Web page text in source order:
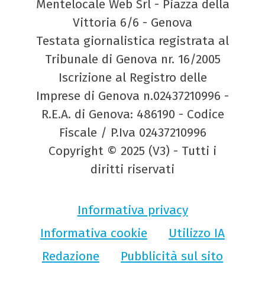
Mentelocale Web Srl - Piazza della
Vittoria 6/6 - Genova
Testata giornalistica registrata al
Tribunale di Genova nr. 16/2005
Iscrizione al Registro delle
Imprese di Genova n.02437210996 -
R.E.A. di Genova: 486190 - Codice
Fiscale / P.Iva 02437210996
Copyright © 2025 (V3) - Tutti i
diritti riservati
Informativa privacy
Informativa cookie
Utilizzo IA
Redazione
Pubblicità sul sito